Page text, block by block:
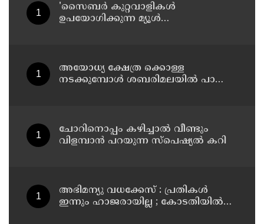
'സൈബര്‍ കുറ്റവാളികള്‍
ഉപയോഗിക്കുന്ന മ്യൂള്‍
അയോധ്യ ക്ഷേത്ര ക്കൊള്ള
നടക്കുമ്പോൾ ശബരിമലയിൽ പാട്ടും
ചോറിനൊപ്പം കഴിച്ചാൽ വീണ്ടും
വിളമ്പാൻ പറയുന്ന സ്പെഷ്യൽ കറി
അഭിമന്യു വധക്കേസ് : പ്രതികൾ
ഇന്നും ഹാജരായില്ല ; കോടതിയിൽ